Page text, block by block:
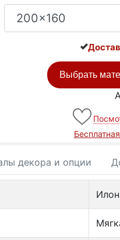
Выбрать
декора и опции